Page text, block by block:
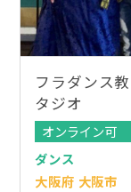
フラダンス
タジオ
オンライン可
ダンス
大阪府 大阪市